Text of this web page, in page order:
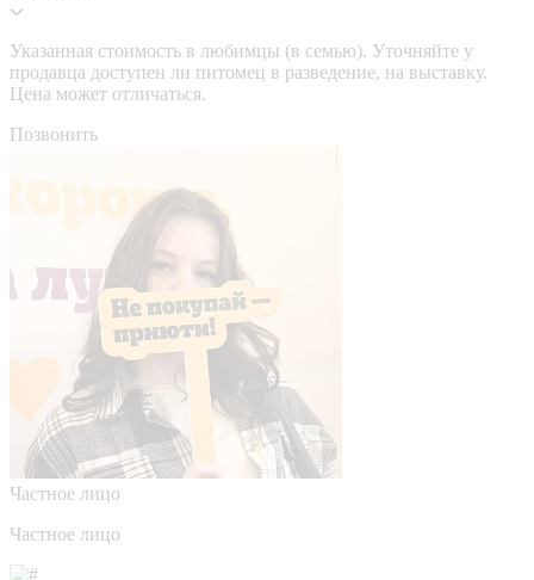
Указанная стоимость в любимцы (в семью). Уточняйте у
продавца доступен ли питомец в разведение, на выставку.
Цена может отличаться.
Позвонить
Частное лицо
Частное лицо